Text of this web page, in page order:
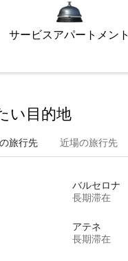
サービスアパートメント
い目⁠的⁠地
旅行先 近場の旅行先
バルセロナ
長期滞在
アテネ
長期滞在